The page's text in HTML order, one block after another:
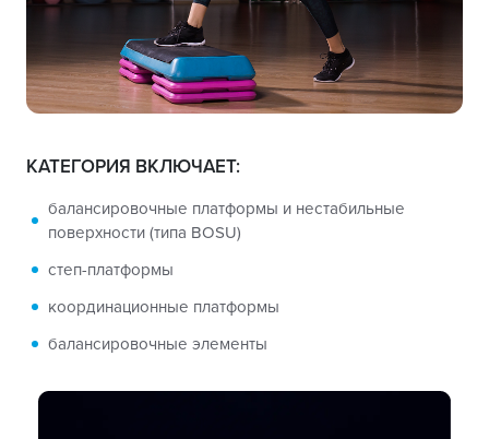
КАТЕГОРИЯ ВКЛЮЧАЕТ:
балансировочные платформы и нестабильные
поверхности (типа BOSU)
степ-платформы
координационные платформы
балансировочные элементы